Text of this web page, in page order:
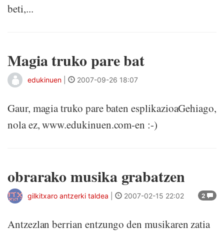
beti,...
Magia truko pare bat
edukinuen 2007-09-26 18:07
Gaur, magia truko pare baten esplikazioaGehiago,
nola ez, www.edukinuen.com-en :-)
obrarako musika grabatzen
2
gilkitxaro antzerki taldea 2007-02-15 22:02
Antzezlan berrian entzungo den musikaren zatia